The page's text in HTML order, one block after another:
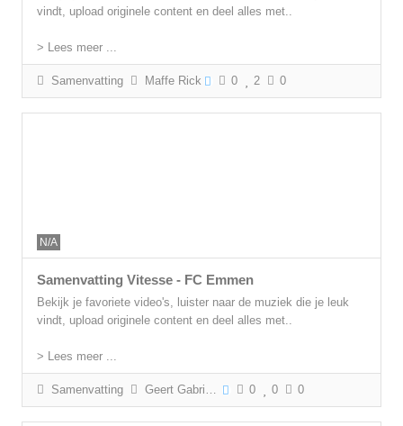
vindt, upload originele content en deel alles met..
> Lees meer ...
Samenvatting Maffe Rick 0 2 0
N/A
Samenvatting Vitesse - FC Emmen
Bekijk je favoriete video's, luister naar de muziek die je leuk
vindt, upload originele content en deel alles met..
> Lees meer ...
Samenvatting Geert Gabriëls 0 0 0